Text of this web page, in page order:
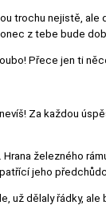
trochu nejistě, ale
z tebe bude
Přece jen ti
Za každou
železného
jeho
už dělaly řádky,